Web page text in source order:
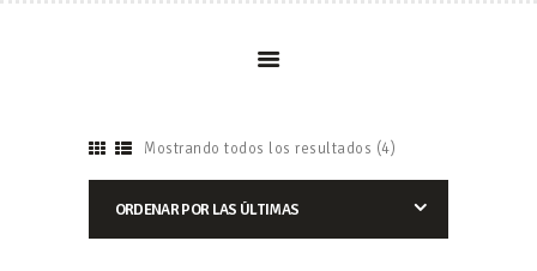
Mostrando todos los resultados (4)